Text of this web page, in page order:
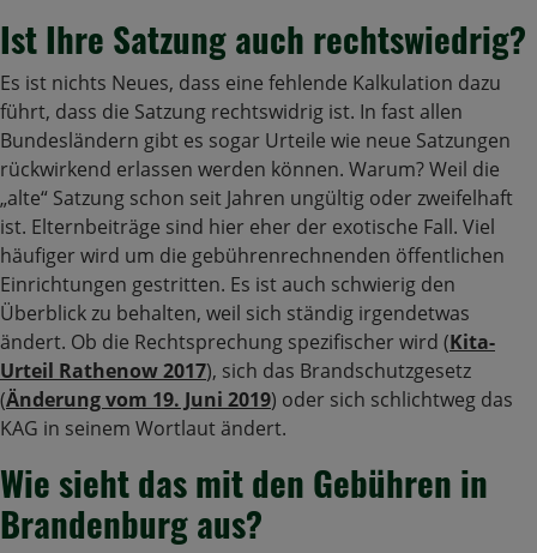
Ist Ihre Satzung auch rechtswiedrig?
Es ist nichts Neues, dass eine fehlende Kalkulation dazu
führt, dass die Satzung rechtswidrig ist. In fast allen
Bundesländern gibt es sogar Urteile wie neue Satzungen
rückwirkend erlassen werden können. Warum? Weil die
„alte“ Satzung schon seit Jahren ungültig oder zweifelhaft
ist. Elternbeiträge sind hier eher der exotische Fall. Viel
häufiger wird um die gebührenrechnenden öffentlichen
Einrichtungen gestritten. Es ist auch schwierig den
Überblick zu behalten, weil sich ständig irgendetwas
ändert. Ob die Rechtsprechung spezifischer wird (Kita-
Urteil Rathenow 2017), sich das Brandschutzgesetz
(Änderung vom 19. Juni 2019) oder sich schlichtweg das
KAG in seinem Wortlaut ändert.
Wie sieht das mit den Gebühren in
Brandenburg aus?